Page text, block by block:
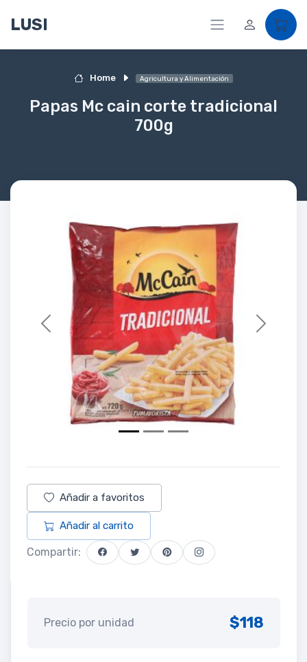
LUSI
Home Agricultura y Alimentación
Papas Mc cain corte tradicional
700g
Previous Next
Añadir a favoritos
Añadir al carrito
Compartir:
Precio por unidad $118